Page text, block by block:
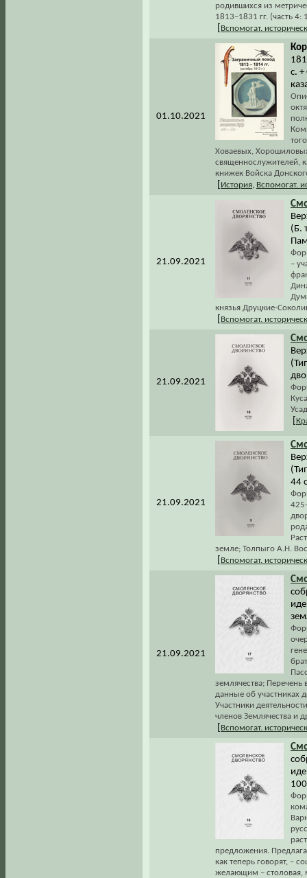
родившихся из
1813–1831 гг. (часть 4:
Вспомогат.
01.10.2021
с.
Ховаевых,
священнослужителей,
книжек Войска
История Вспомогат.
21.09.2021
(Б.
–
князья Друцкие-
Вспомогат.
21.09.2021
21.09.2021
44
земле; Толпыго А.Н.
Вспомогат.
21.09.2021
землячества;
данные об участниках
Участники
членов Землячества и
Вспомогат.
предложения.
как теперь говорят, –
желающим –